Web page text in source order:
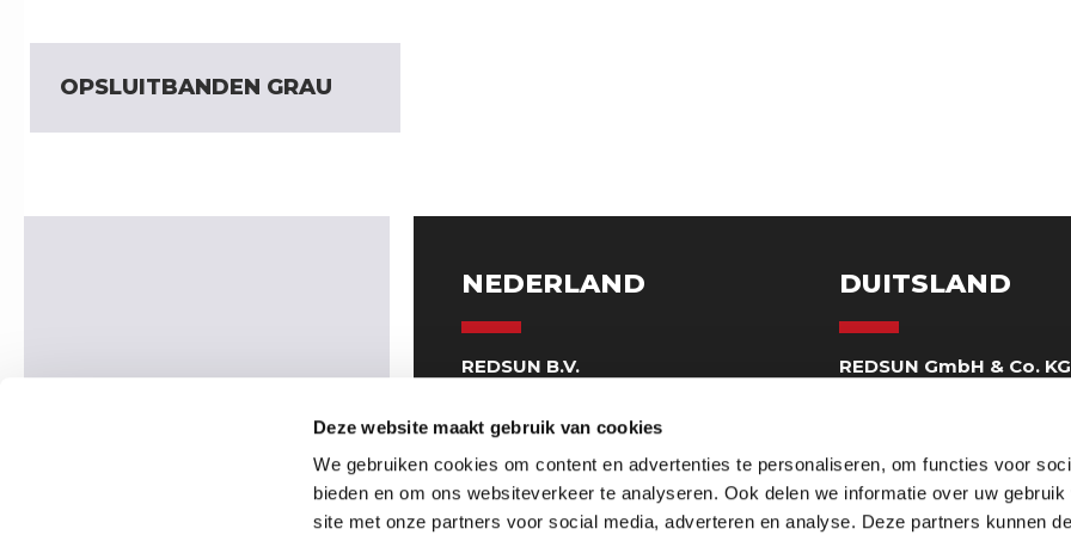
Deze website maakt gebruik van cookies
We gebruiken cookies om content en advertenties te personaliseren, om functies voor
bieden en om ons websiteverkeer te analyseren. Ook delen we informatie over uw gebruik
site met onze partners voor social media, adverteren en analyse. Deze partners kunnen
OPSLUITBANDEN GRAU
NEDERLAND
REDSUN B.V.
5961 NT Horst
(Geen bezoekadres)
0049-2832 97560
binnendienst@redsun.eu
DUITSLAND
REDSUN GmbH & Co. KG
Hoofdkantoor
0049-2832 97560
mail@redsun.eu